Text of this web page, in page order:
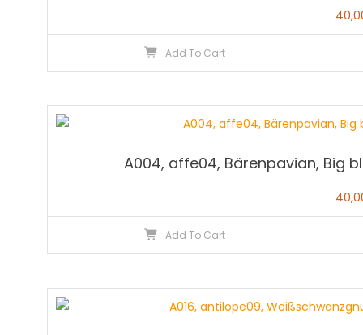
Add To Cart
A004, affe04, Bärenpavian, Big
Add To Cart